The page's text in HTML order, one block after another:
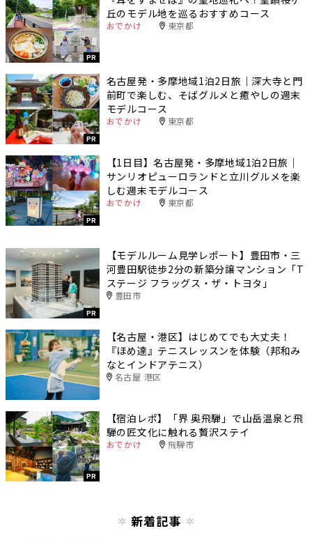
PR
丘のモデル地を巡るおすすめコース
おでかけ 東京都
PR
名古屋発・多摩地域1泊2日旅｜深大寺と門
前町で楽しむ、そばグルメと癒やしの週末
モデルコース
おでかけ 東京都
PR
【1日目】名古屋発・多摩地域1泊2日旅｜
サンリオピューロランドと立川グルメを楽
しむ週末モデルコース
おでかけ 東京都
PR
【モデルルーム見学レポート】豊田市・三
河豊田駅徒歩2分の新築分譲マンション「T
ステージ フラッグス・ザ・トヨタ」
豊田市
【名古屋・港区】はじめてでも大丈夫！
『ほめ達』テニスレッスンを体験（邦和み
なとインドアテニス）
名古屋 港区
PR
【宿泊レポ】「界 奥飛騨」で山岳温泉と飛
騨の匠文化に触れる贅沢ステイ
おでかけ 飛騨市
新着記事